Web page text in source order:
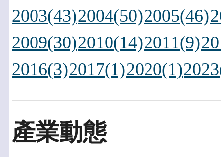
2003(43)2004(50)2005(46)
2009(30)2010(14)2011(9)
2016(3)2017(1)2020(1)
產業動態